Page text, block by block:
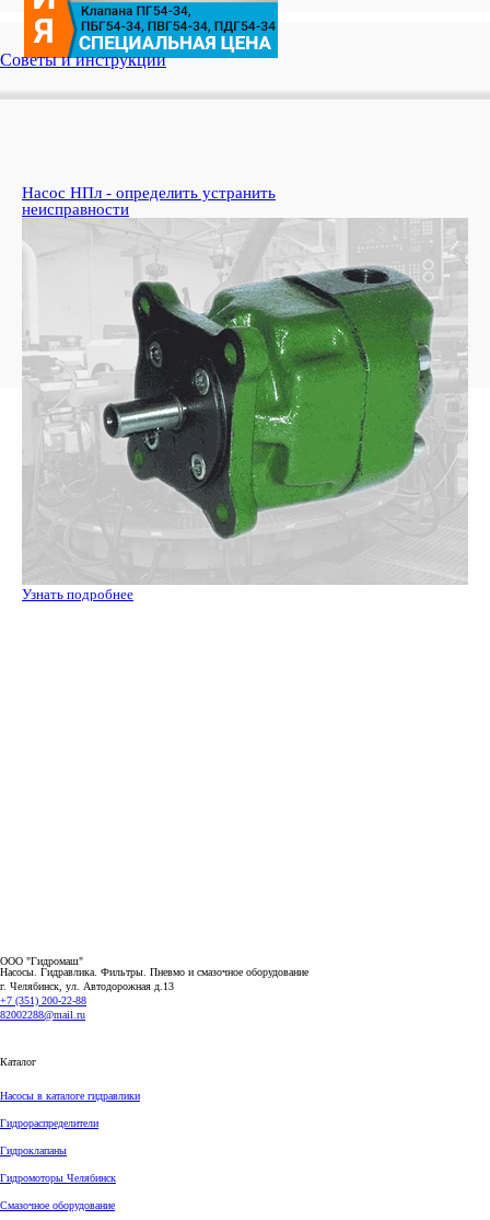
Советы и инструкции
Насос НПл - определить устранить
неисправности
Узнать подробнее
ООО "Гидромаш"
Насосы. Гидравлика. Фильтры. Пневмо и смазочное оборудование
г. Челябинск, ул. Автодорожная д.13
+7 (351) 200-22-88
82002288@mail.ru
Каталог
Насосы в каталоге гидравлики
Гидрораспределители
Гидроклапаны
Гидромоторы Челябинск
Смазочное оборудование